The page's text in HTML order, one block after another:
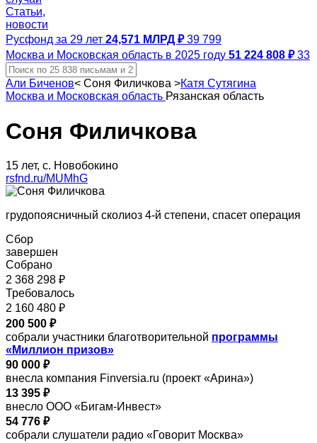
Статьи,
новости
Русфонд за 29 лет 24,571 МЛРД ₽ 39 799
Москва и Московская область в 2025 году 51 224 808 ₽ 33
Али Биченов< Соня Филичкова >Катя Сутягина
Москва и Московская область Рязанская область
Соня Филичкова
15 лет, с. Новобокино
rsfnd.ru/MUMhG
грудопоясничный сколиоз 4-й степени, спасет операция
Сбор
завершен
Собрано
2 368 298 ₽
Требовалось
2 160 480 ₽
200 500 ₽
собрали участники благотворительной программы
«Миллион призов»
90 000 ₽
внесла компания Finversia.ru (проект «Арина»)
13 395 ₽
внесло ООО «Бигам-Инвест»
54 776 ₽
собрали слушатели радио «Говорит Москва»